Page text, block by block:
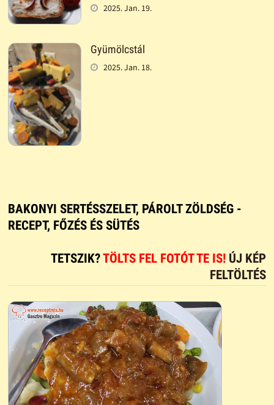
2025. Jan. 19.
Gyümölcstál
2025. Jan. 18.
BAKONYI SERTÉSSZELET, PÁROLT ZÖLDSÉG -
RECEPT, FŐZÉS ÉS SÜTÉS
TETSZIK?TÖLTS FEL FOTÓT TE IS! ÚJ KÉP
FELTÖLTÉS